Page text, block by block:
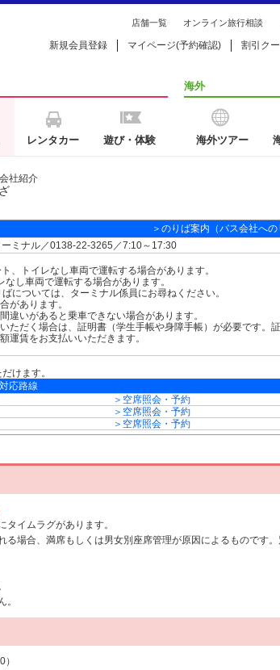
店舗一覧 オンライン旅行相談
新規会員登録 マイページ(予約確認) 割引ク
レンタカー 遊び・体験
海外
海外ツアー
社紹介
＞のりば案内（バス会社への
ミナル／0138-22-3265／7:10～17:30
、トイレなし車両で運転する場合があります。
なし車両で運転する場合があります。
については、ターミナル係員にお尋ねください。
があります。
違いがあると乗車できない場合があります。
ただく場合は、証明書（学生手帳や身障手帳）が必要です。
運賃をお支払いいただきます。
けます。
対応路線
＞空席照会・予約
＞空席照会・予約
＞空席照会・予約
タイムラグがあります。
場合、満席もしくは男女別座席管理が原因によるものです。
。